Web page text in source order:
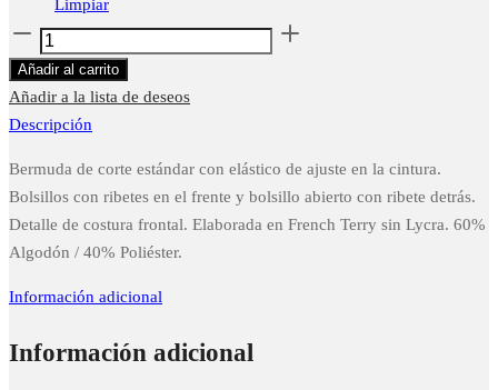
Limpiar
Classic
Short
cantidad
Añadir al carrito
Añadir a la lista de deseos
Descripción
Bermuda de corte estándar con elástico de ajuste en la cintura.
Bolsillos con ribetes en el frente y bolsillo abierto con ribete detrás.
Detalle de costura frontal. Elaborada en French Terry sin Lycra. 60%
Algodón / 40% Poliéster.
Información adicional
Información adicional